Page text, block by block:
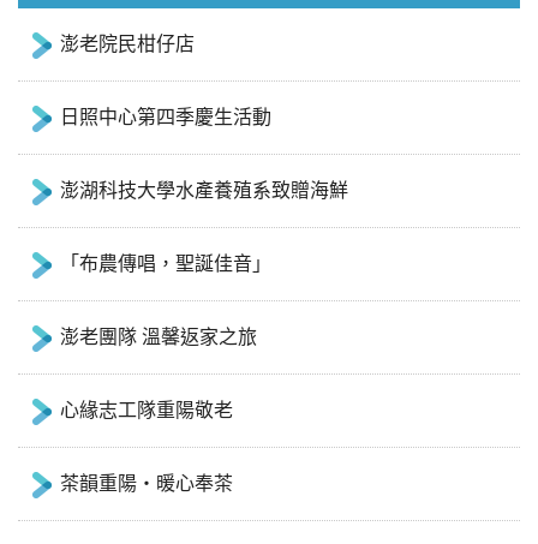
澎老院民柑仔店
日照中心第四季慶生活動
澎湖科技大學水產養殖系致贈海鮮
「布農傳唱，聖誕佳音」
澎老團隊 溫馨返家之旅
心緣志工隊重陽敬老
茶韻重陽‧暖心奉茶